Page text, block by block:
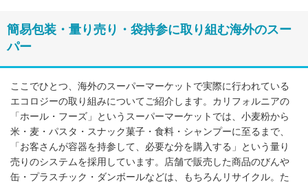
簡易包装・量り売り・袋持参に取り組む海外のスー
パー
ここでひとつ、海外のスーパーマーケットで実際に行われている
エコロジーの取り組みについてご紹介します。カリフォルニアの
「ホール・フーズ」というスーパーマーケットでは、小麦粉から
米・麦・パスタ・スナック菓子・食料・シャンプーに至るまで、
「お客さんが容器を持参して、必要な分を購入する」という量り
売りのシステムを採用しています。店舗で販売した商品のびんや
缶・プラスチック・ダンボールなどは、もちろんリサイクル。た